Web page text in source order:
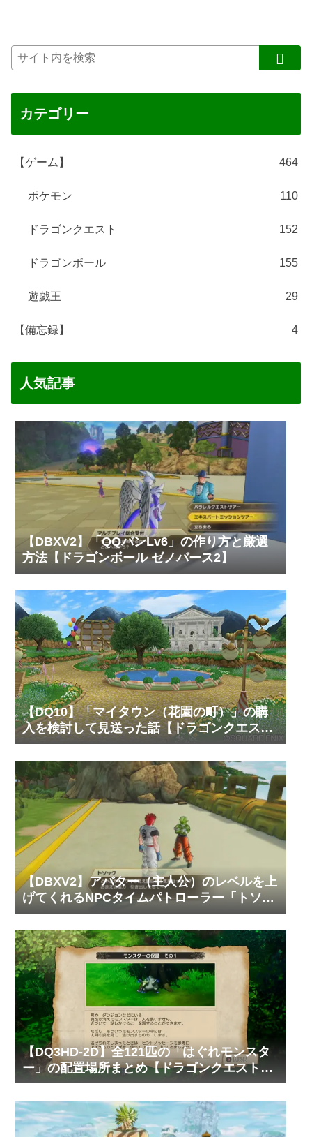
カテゴリー
【ゲーム】 464
ポケモン 110
ドラゴンクエスト 152
ドラゴンボール 155
遊戯王 29
【備忘録】 4
人気記事
【DBXV2】「QQバンLv6」の作り方と厳選
方法【ドラゴンボール ゼノバース2】
【DQ10】「マイタウン（花園の町）」の購
入を検討して見送った話【ドラゴンクエスト
10 オンライン】
【DBXV2】アバター（主人公）のレベルを上
げてくれるNPCタイムパトローラー「トソッ
ク」の居場所と必要なゼニーやTPメダルの枚
数【ドラゴンボール ゼノバース2】
【DQ3HD-2D】全121匹の「はぐれモンスタ
ー」の配置場所まとめ【ドラゴンクエスト3
そして伝説へ…】